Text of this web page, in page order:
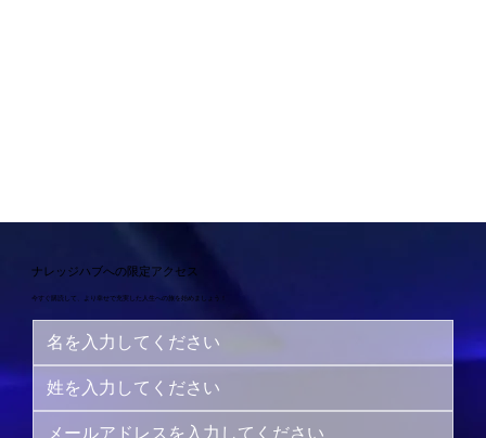
ナレッジハブへの限定アクセス
今すぐ購読して、より幸せで充実した人生への旅を始めましょう！